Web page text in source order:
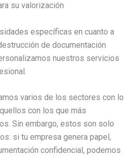
su valorización
específicas en cuanto a
de documentación
nuestros servicios
varios de los sectores con lo
con los que más
Sin embargo, estos son solo
si tu empresa genera papel,
confidencial, podemos